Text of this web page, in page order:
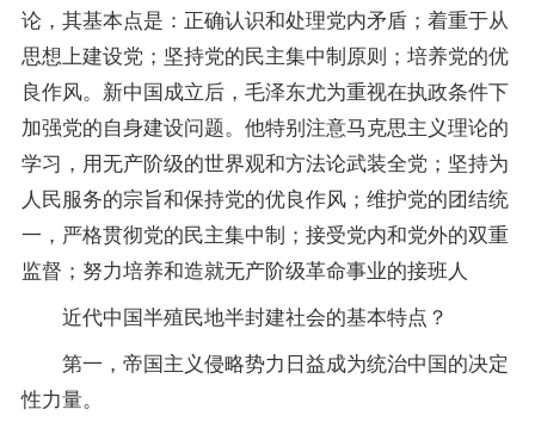
论，其基本点是：正确认识和处理党内矛盾；着重于从
思想上建设党；坚持党的民主集中制原则；培养党的优
良作风。新中国成立后，毛泽东尤为重视在执政条件下
加强党的自身建设问题。他特别注意马克思主义理论的
学习，用无产阶级的世界观和方法论武装全党；坚持为
人民服务的宗旨和保持党的优良作风；维护党的团结统
一，严格贯彻党的民主集中制；接受党内和党外的双重
监督；努力培养和造就无产阶级革命事业的接班人
近代中国半殖民地半封建社会的基本特点？
第一，帝国主义侵略势力日益成为统治中国的决定
性力量。